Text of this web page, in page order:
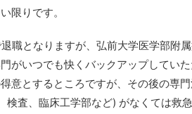
限りです。
職となりますが、弘前大学医学部附
がいつでも快くバックアップしてい
意とするところですが、その後の専
検査、臨床工学部など) がなくては救